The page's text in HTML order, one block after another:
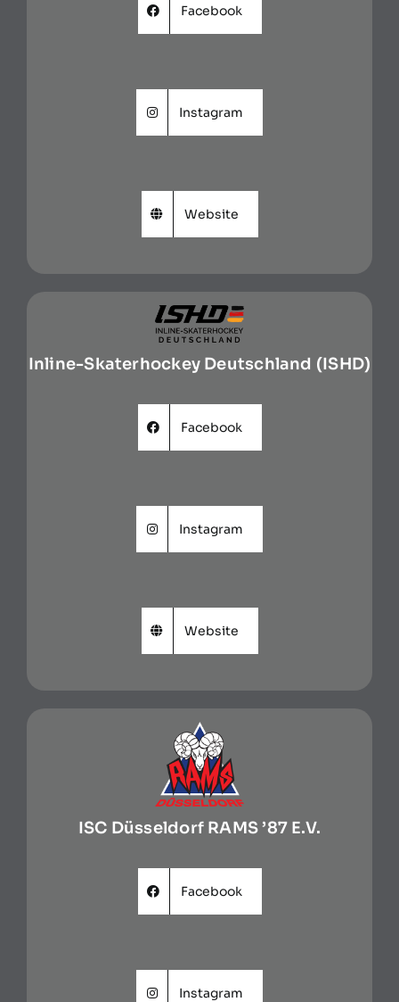
Facebook
Instagram
Website
Inline-Skaterhockey Deutschland (ISHD)
Facebook
Instagram
Website
ISC Düsseldorf RAMS ’87 E.V.
Facebook
Instagram